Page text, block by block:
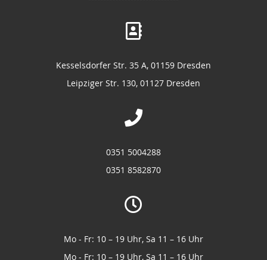
Kesselsdorfer Str. 35 A, 01159 Dresden
Leipziger Str. 130, 01127 Dresden
0351 5004288
0351 8582870
Mo - Fr: 10 – 19 Uhr, Sa 11 – 16 Uhr
Mo - Fr: 10 – 19 Uhr, Sa 11 – 16 Uhr